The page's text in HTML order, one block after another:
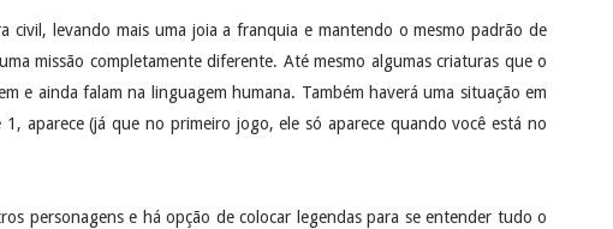
civil, levando mais uma joia a franquia e mantendo o mesmo padrão de
missão completamente diferente. Até mesmo algumas criaturas que o
e ainda falam na linguagem humana. Também haverá uma situação em
aparece (já que no primeiro jogo, ele só aparece quando você está no
personagens e há opção de colocar legendas para se entender tudo o